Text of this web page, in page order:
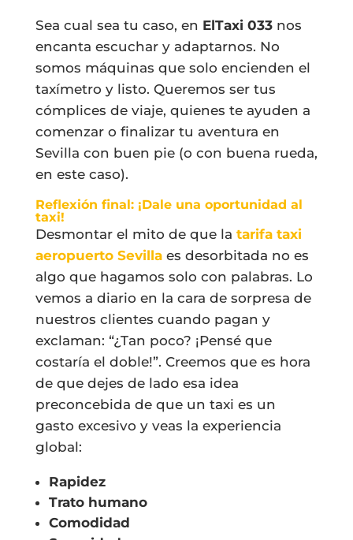
Sea cual sea tu caso, en ElTaxi 033nos
encanta escuchar y adaptarnos. No
somos máquinas que solo encienden el
taxímetro y listo. Queremos ser tus
cómplices de viaje, quienes te ayuden a
comenzar o finalizar tu aventura en
Sevilla con buen pie (o con buena rueda,
en este caso).
Reflexión final: ¡Dale una oportunidad al
taxi!
Desmontar el mito de que la tarifa taxi
aeropuerto Sevillaes desorbitada no es
algo que hagamos solo con palabras. Lo
vemos a diario en la cara de sorpresa de
nuestros clientes cuando pagan y
exclaman: “¿Tan poco? ¡Pensé que
costaría el doble!”. Creemos que es hora
de que dejes de lado esa idea
preconcebida de que un taxi es un
gasto excesivo y veas la experiencia
global:
Rapidez
Trato humano
Comodidad